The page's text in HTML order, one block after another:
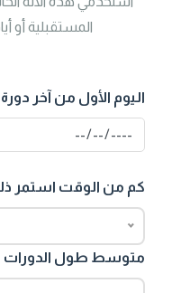
المستقبلية أو
اليوم الأول من آخر
كم من الوقت استمر
متوسط ​​طول الدورات